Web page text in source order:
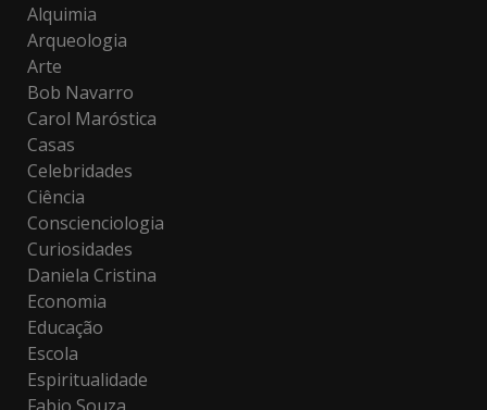
Alquimia
Arqueologia
Arte
Bob Navarro
Carol Maróstica
Casas
Celebridades
Ciência
Conscienciologia
Curiosidades
Daniela Cristina
Economia
Educação
Escola
Espiritualidade
Fabio Souza